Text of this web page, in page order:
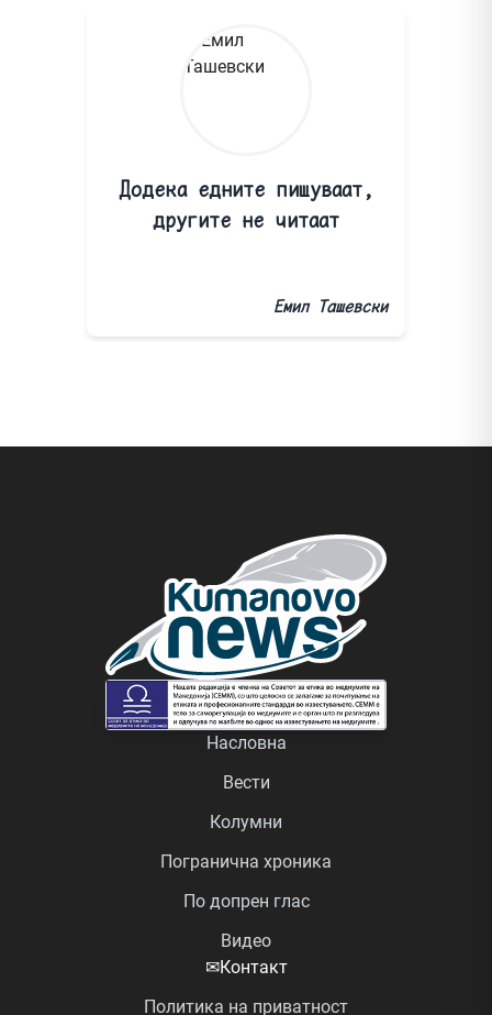
Додека едните пишуваат,
другите не читаат
Емил Ташевски
Насловна
Вести
Колумни
Погранична хроника
По допрен глас
Видео
✉Контакт
Политика на приватност